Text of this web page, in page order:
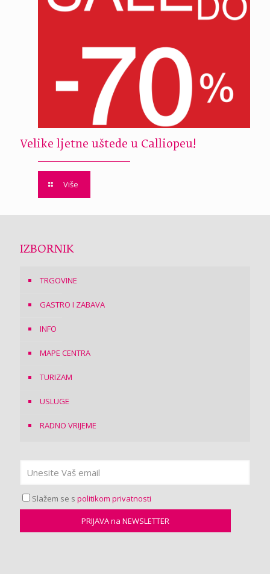
Velike ljetne uštede u Calliopeu!
Više
IZBORNIK
TRGOVINE
GASTRO I ZABAVA
INFO
MAPE CENTRA
TURIZAM
USLUGE
RADNO VRIJEME
Slažem se s politikom privatnosti